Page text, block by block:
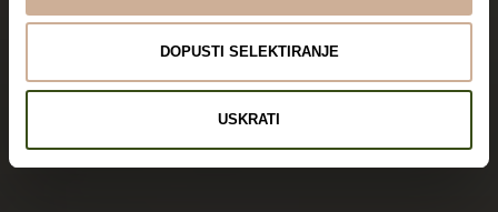
DOPUSTI SELEKTIRANJE
USKRATI